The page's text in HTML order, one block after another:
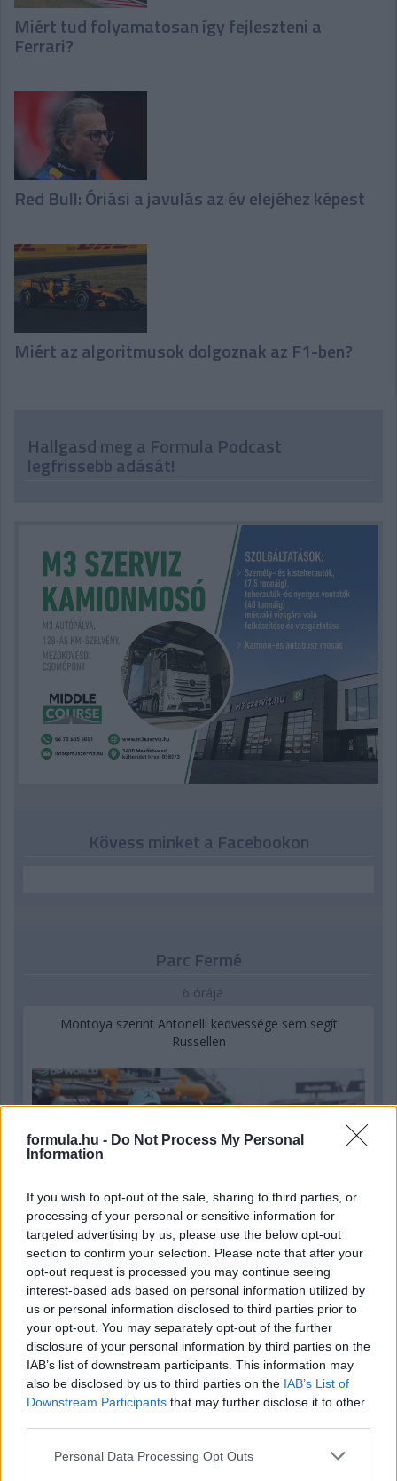
formula.hu - Do Not Process My Personal
Information
If you wish to opt-out of the sale, sharing to third parties, or
processing of your personal or sensitive information for
targeted advertising by us, please use the below opt-out
section to confirm your selection. Please note that after your
opt-out request is processed you may continue seeing
interest-based ads based on personal information utilized by
us or personal information disclosed to third parties prior to
your opt-out. You may separately opt-out of the further
disclosure of your personal information by third parties on the
IAB’s list of downstream participants. This information may
also be disclosed by us to third parties on the IAB’s List of
Downstream Participants that may further disclose it to other
Please note that this website/app uses one or more Google
Personal Data Processing Opt Outs
Miért tud folyamatosan így fejleszteni a
Ferrari?
Red Bull: Óriási a javulás az év elejéhez képest
Miért az algoritmusok dolgoznak az F1-ben?
Hallgasd meg a Formula Podcast
legfrissebb adását!
Kövess minket a Facebookon
Parc Fermé
6 órája
Montoya szerint Antonelli kedvessége sem segít
Russellen
1 napja
Hakkinen megtartaná a Norris-Piastri párost a
McLarennél, nem borítaná fel Verstappenért